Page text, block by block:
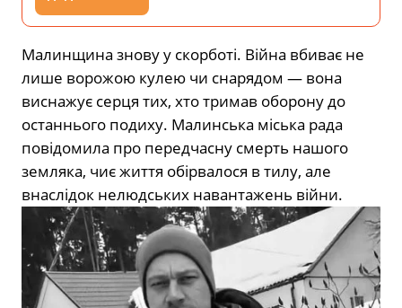
Малинщина знову у скорботі. Війна вбиває не
лише ворожою кулею чи снарядом — вона
виснажує серця тих, хто тримав оборону до
останнього подиху. Малинська міська рада
повідомила про передчасну смерть нашого
земляка, чиє життя обірвалося в тилу, але
внаслідок нелюдських навантажень війни.